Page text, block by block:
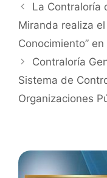
La Contraloría
Miranda realiza el
Conocimiento”
Contraloría
Sistema de
Organizaciones